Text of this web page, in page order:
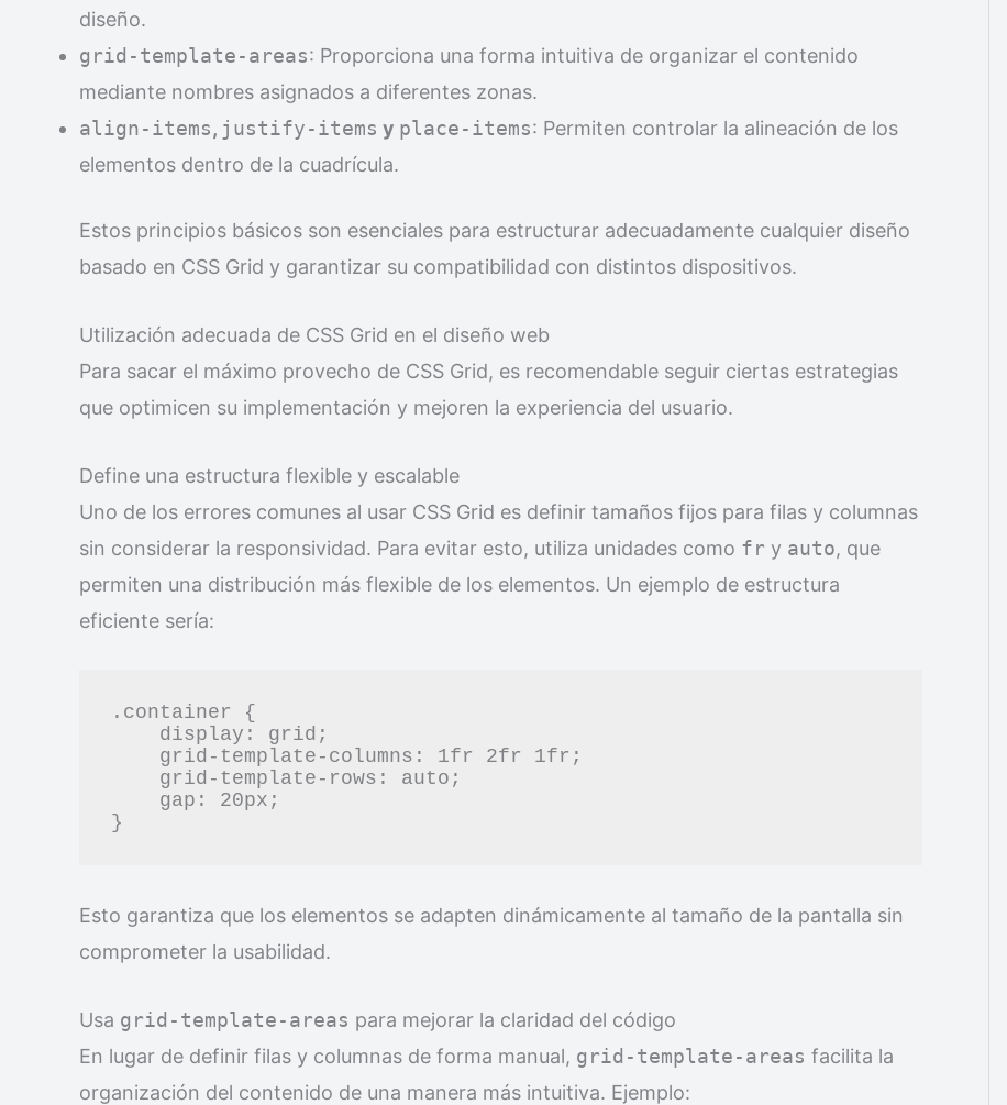
diseño.
grid-template-areas: Proporciona una forma intuitiva de organizar el contenido
mediante nombres asignados a diferentes zonas.
align-items, justify-items y place-items: Permiten controlar la alineación de los
elementos dentro de la cuadrícula.
Estos principios básicos son esenciales para estructurar adecuadamente cualquier diseño
basado en CSS Grid y garantizar su compatibilidad con distintos dispositivos.
Utilización adecuada de CSS Grid en el diseño web
Para sacar el máximo provecho de CSS Grid, es recomendable seguir ciertas estrategias
que optimicen su implementación y mejoren la experiencia del usuario.
Define una estructura flexible y escalable
Uno de los errores comunes al usar CSS Grid es definir tamaños fijos para filas y columnas
sin considerar la responsividad. Para evitar esto, utiliza unidades como fr y auto, que
permiten una distribución más flexible de los elementos. Un ejemplo de estructura
eficiente sería:
.container {
Esto garantiza que los elementos se adapten dinámicamente al tamaño de la pantalla sin
comprometer la usabilidad.
Usa grid-template-areas para mejorar la claridad del código
En lugar de definir filas y columnas de forma manual, grid-template-areas facilita la
organización del contenido de una manera más intuitiva. Ejemplo: